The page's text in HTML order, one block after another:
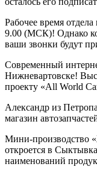
Рабочее время
9.00 (МСК)! Однако
ваши звонки будут
Современный
Нижневартовске!
проекту «All World
Александр из
магазин
Мини-производство
откроется в
наименований